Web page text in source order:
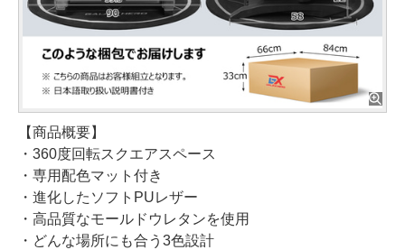
【商品概要】
・360度回転スクエアスペース
・専用配色マット付き
・進化したソフトPUレザー
・高品質なモールドウレタンを使用
・どんな場所にも合う3色設計